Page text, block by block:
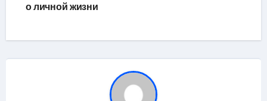
о личной жизни